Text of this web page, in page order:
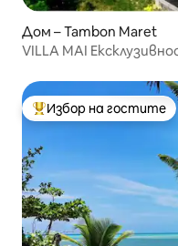
Дом – Tambon Maret
VILLA MAI
Най-популярен избор
Избор на гостите